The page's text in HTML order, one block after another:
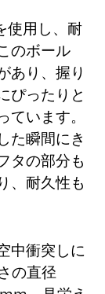
使用し、耐
のボール
あり、握り
ぴったりと
います。
た瞬間にき
タの部分も
、耐久性も
中衝突しに
の直径